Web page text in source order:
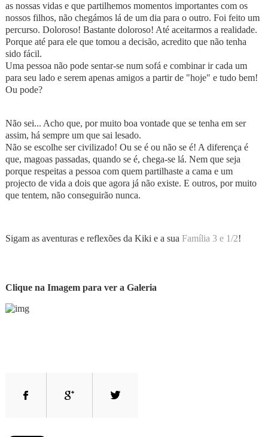
as nossas vidas e que partilhemos momentos importantes com os
nossos filhos, não chegámos lá de um dia para o outro. Foi feito um
percurso. Doloroso! Bastante doloroso! Até aceitarmos a realidade.
Porque até para ele que tomou a decisão, acredito que não tenha
sido fácil.
Uma pessoa não pode sentar-se num sofá e combinar ir cada um
para seu lado e serem apenas amigos a partir de "hoje" e tudo bem!
Ou pode?
Não sei... Acho que, por muito boa vontade que se tenha em ser
assim, há sempre um que sai lesado.
Não se escolhe ser civilizado! Ou se é ou não se é! A diferença é
que, magoas passadas, quando se é, chega-se lá. Nem que seja
porque respeitas a pessoa com quem partilhaste a cama e um
projecto de vida a dois que agora já não existe. E outros, por muito
que tentem, não conseguirão nunca.
Sigam as aventuras e reflexões da Kiki e a sua Família 3 e 1/2!
Clique na Imagem para ver a Galeria